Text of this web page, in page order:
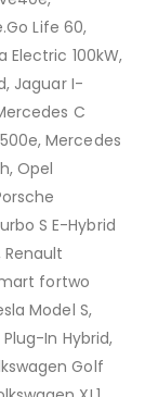
Life 60,
Electric 100kW,
Jaguar I-
C
Mercedes
Opel
S E-Hybrid
fortwo
Model S,
In Hybrid,
Golf